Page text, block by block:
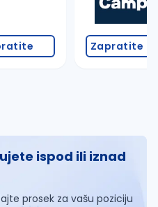
Zapratite
ispod ili iznad
prosek za vašu poziciju